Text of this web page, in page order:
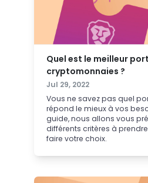
Quel est le meilleur
cryptomonnaies ?
Jul 29, 2022
Vous ne savez pas quel
répond le mieux à vos
guide, nous allons vous
différents critères à
faire votre choix.